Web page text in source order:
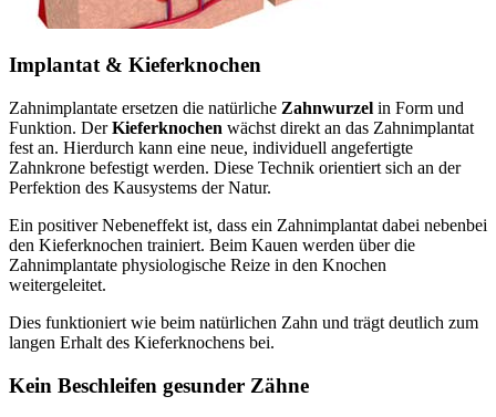
Implantat & Kieferknochen
Zahnimplantate ersetzen die natürliche Zahnwurzel in Form und
Funktion. DerKieferknochen wächst direkt an das Zahnimplantat
fest an. Hierdurch kann eine neue, individuell angefertigte
Zahnkrone befestigt werden. Diese Technik orientiert sich an der
Perfektion des Kausystems der Natur.
Ein positiver Nebeneffekt ist, dass ein Zahnimplantat dabei nebenbei
den Kieferknochen trainiert. Beim Kauen werden über die
Zahnimplantate physiologische Reize in den Knochen
weitergeleitet.
Dies funktioniert wie beim natürlichen Zahn und trägt deutlich zum
langen Erhalt des Kieferknochens bei.
Kein Beschleifen gesunder Zähne